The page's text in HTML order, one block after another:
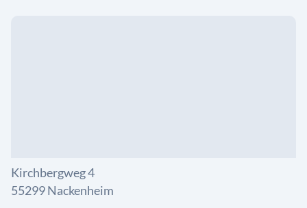
Kirchbergweg 4
55299 Nackenheim